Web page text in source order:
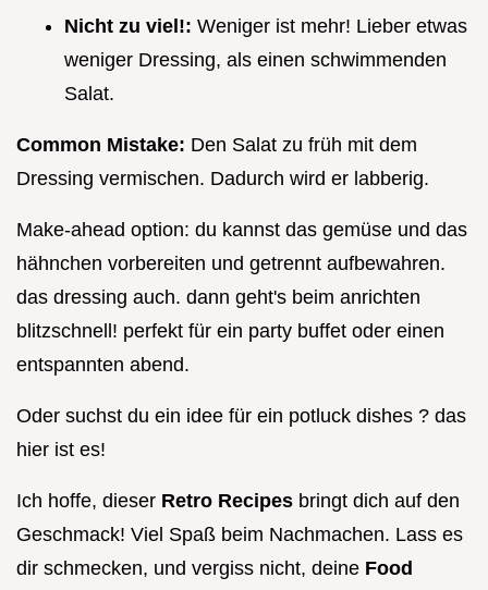
Nicht zu viel!: Weniger ist mehr! Lieber etwas
weniger Dressing, als einen schwimmenden
Salat.
Common Mistake: Den Salat zu früh mit dem
Dressing vermischen. Dadurch wird er labberig.
Make-ahead option: du kannst das gemüse und das
hähnchen vorbereiten und getrennt aufbewahren.
das dressing auch. dann geht's beim anrichten
blitzschnell! perfekt für ein party buffet oder einen
entspannten abend.
Oder suchst du ein idee für ein potluck dishes ? das
hier ist es!
Ich hoffe, dieser Retro Recipes bringt dich auf den
Geschmack! Viel Spaß beim Nachmachen. Lass es
dir schmecken, und vergiss nicht, deine Food